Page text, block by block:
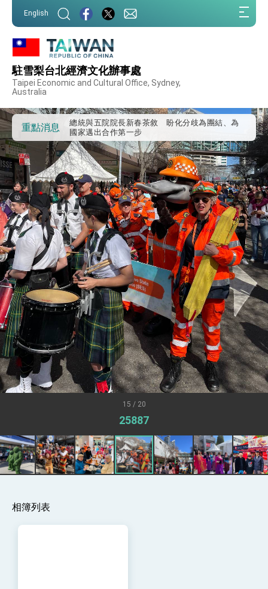
English
駐雪梨台北經濟文化辦事處
Taipei Economic and Cultural Office, Sydney,
Australia
重點消息
事處」，進一步深化台美交流合作
第一屆亞太在宅醫療大會開幕 總統盼分享臺灣
外交部發布WHA文宣影片「台灣醫療點亮世界」
及「台灣智慧醫療與健康產業展」預告短片，向
世界展現台灣守護全球健康的創新能量
總統出訪史瓦帝尼返國談話 強調臺灣人有權利
走向世界 盼與理念相近國家共同維護國際秩序
訪問
總統與五院院長新春茶敘 盼化分歧為團結、為
國家邁出合作第一步
總統農曆春節談話
台美貿易協議完成簽署達成6大目標、創5大歷史
性突破 總統強調將以3大面向加速臺灣經濟轉型
升級 籲請立院全力支持並盡速通過
臺美簽署「對等貿易協定」確立對等關稅15%且不
疊加 我輸美2072項產品豁免對等關稅
總統接受「法新社」（AFP）專訪內容
外交部長林佳龍於《外交事務》撰文指出：自由
世界 需要台灣，團結合作方能守護繁榮
外交部長林佳龍出席《台灣光華雜誌》50週年慶
「見證蛻變，分享世界的光華」開幕式，期許數
位轉 型迎向下個50年
總統主持「台美經濟繁榮夥伴對話」記者會 說
明臺美合作三大戰略方向 盼與民主夥伴共同引
領 下一個世代的繁榮
外交部長林佳龍接受印尼「時代雜誌」專訪，闡
述印太安全局勢，籲深化台印尼半導體供應鏈合
作
副總統接見美參議員蓋耶哥 強調美國是臺灣重
要合作夥伴
外交部長林佳龍午宴歡迎美國聯邦參議員蓋耶哥
訪問團
外交部長林佳龍接見美國智庫「德國馬歇爾基金
會」訪問團一行，深化跨大西洋戰略夥伴關係
臺美經貿談判獲階段性成果 卓揆期勉爭取時間完
成「臺美對等貿易協定」簽署
卓揆：臺美關稅談判階段性結果有助臺灣取得有
利戰略地位 全力支持「臺美對等貿易協定」簽署
外交部與數位發展部攜手合作，整合台灣雄厚數
位實力，達成固邦榮邦目標
總統以「韌性之島，希望之光」為題發表2026新
15 / 20
25887
相簿列表